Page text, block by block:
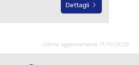
Dettagli
Ultimo aggiornamento 11/10/2025